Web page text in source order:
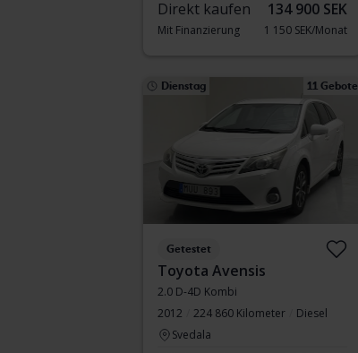
Direkt kaufen 134 900 SEK
Mit Finanzierung 1 150 SEK/Monat
Dienstag 11 Gebote
Getestet
Toyota Avensis
2.0 D-4D Kombi
2012
224 860 Kilometer
Diesel
Svedala